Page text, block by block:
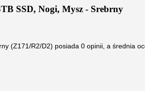
SSD, Nogi, Mysz - Srebrny
(Z171/R2/D2) posiada 0 opinii, a średnia